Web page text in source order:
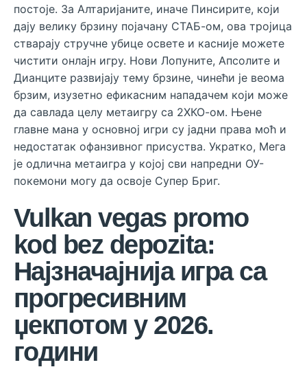
постоје. За Алтаријаните, иначе Пинсирите, који
дају велику брзину појачану СТАБ-ом, ова тројица
стварају стручне убице освете и касније можете
чистити онлајн игру. Нови Лопуните, Апсолите и
Дианците развијају тему брзине, чинећи је веома
брзим, изузетно ефикасним нападачем који може
да савлада целу метаигру са 2ХКО-ом. Њене
главне мана у основној игри су јадни права моћ и
недостатак офанзивног присуства. Укратко, Мега
је одлична метаигра у којој сви напредни ОУ-
покемони могу да освоје Супер Бриг.
Vulkan vegas promo
kod bez depozita:
Најзначајнија игра са
прогресивним
џекпотом у 2026.
години